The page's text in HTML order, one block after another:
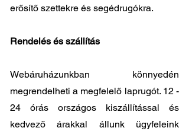
erősítő szettekre és segédrugókra.
Rendelés és szállítás
Webáruházunkban könnyedén
megrendelheti a megfelelő laprugót. 12 -
24 órás országos kiszállítással és
kedvező árakkal állunk ügyfeleink